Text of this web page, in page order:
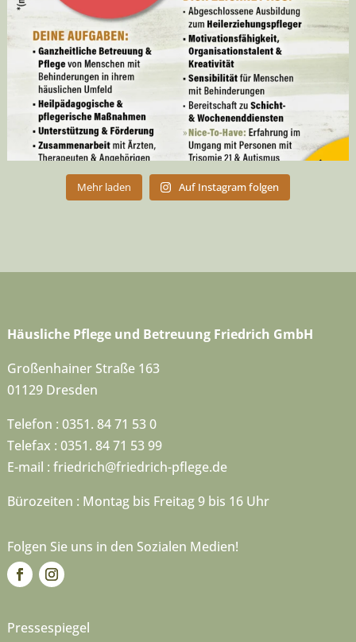
Mehr laden Auf Instagram folgen
Häusliche Pflege und Betreuung Friedrich GmbH
Großenhainer Straße 163
01129 Dresden
Telefon : 0351. 84 71 53 0
Telefax : 0351. 84 71 53 99
E-mail : friedrich@friedrich-pflege.de
Bürozeiten : Montag bis Freitag 9 bis 16 Uhr
Folgen Sie uns in den Sozialen Medien!
Pressespiegel